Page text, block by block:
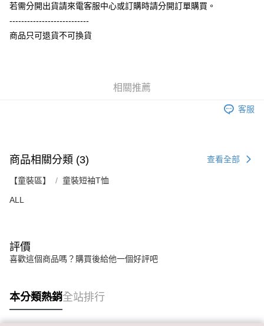
帳／街口支付／iPASS MONEY」等通路繳費。
1.本服務係由「台灣大哥大股份有限公司」（以下簡稱本公司）所提供，讓
由本公司與您本人進行分期帳單所需資料之確認、核對及更正。
２．訂單成立數日內，您將收到繳費通知簡訊。
３．收到繳費通知簡訊後14天內，點擊此簡訊中的連結，可透過四大超商／
ATM／網路銀行／等多元方式進行付款，方視為交易完成。
※ 請注意：結帳手續完成當下不需立刻繳費，但若您需要取消訂單，請聯絡
是否繳費成功／繳費後需取消欲退款等相關疑問，請聯繫「AFTEE先享後付
https://netprotections.freshdesk.com/support/home
２．關於個人資料處理事宜，請瀏覽以下網址：
３．未成年的使用者請事先徵得法定代理人或監護人之同意方可使用
任。
５．嚴禁一人註冊多個帳號或使用他人資訊註冊。若發現惡意使用之情形，
恩沛科技股份有限公司將有權停止該用戶之使用額度並採取法律行動。
7-11付款取貨
每筆NT$60，滿NT$899(含以上)免運費
若需分開出貨請來電客服中心或訂購時請分開訂單購買。
---------------------------
商品只可退貨不可換貨
相關推薦
客服
商品相關分類 (3) 查看全部
【童裝區】 童裝短袖T恤
ALL
評價
喜歡這個商品嗎？購買後給他一個好評吧
本分類熱銷全站排行